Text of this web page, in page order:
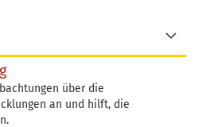
über die
an und hilft, die